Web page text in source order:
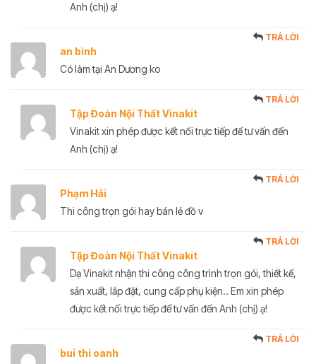
Anh (chị) ạ!
an bình
TRẢ LỜI
Có làm tại An Dương ko
Tập Đoàn Nội Thất Vinakit
TRẢ LỜI
Vinakit xin phép được kết nối trực tiếp để tư vấn đến
Anh (chị) ạ!
Phạm Hải
TRẢ LỜI
Thi công trọn gói hay bán lẻ đồ v
Tập Đoàn Nội Thất Vinakit
TRẢ LỜI
Dạ Vinakit nhận thi công công trình trọn gói, thiết kế,
sản xuất, lắp đặt, cung cấp phụ kiện.. Em xin phép
được kết nối trực tiếp để tư vấn đến Anh (chị) ạ!
bui thi oanh
TRẢ LỜI